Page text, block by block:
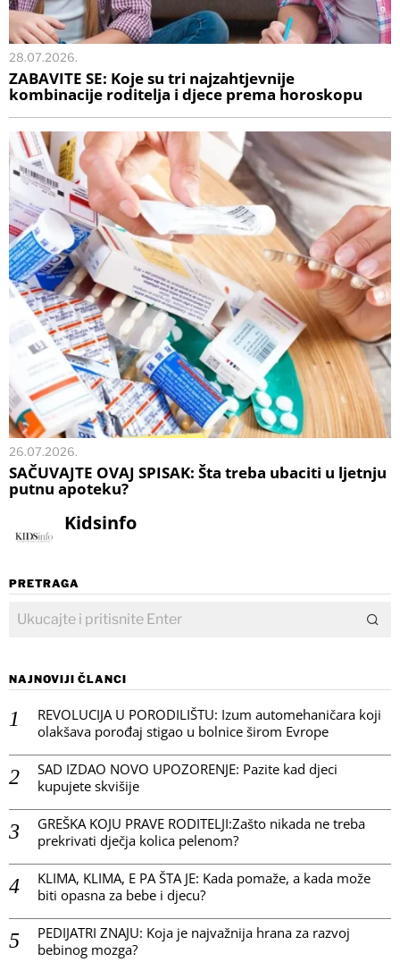
28.07.2026.
ZABAVITE SE: Koje su tri najzahtjevnije
kombinacije roditelja i djece prema horoskopu
26.07.2026.
SAČUVAJTE OVAJ SPISAK: Šta treba ubaciti u ljetnju
putnu apoteku?
Kidsinfo
PRETRAGA
NAJNOVIJI ČLANCI
REVOLUCIJA U PORODILIŠTU: Izum automehaničara koji
olakšava porođaj stigao u bolnice širom Evrope
SAD IZDAO NOVO UPOZORENJE: Pazite kad djeci
kupujete skvišije
GREŠKA KOJU PRAVE RODITELJI:Zašto nikada ne treba
prekrivati dječja kolica pelenom?
KLIMA, KLIMA, E PA ŠTA JE: Kada pomaže, a kada može
biti opasna za bebe i djecu?
PEDIJATRI ZNAJU: Koja je najvažnija hrana za razvoj
bebinog mozga?